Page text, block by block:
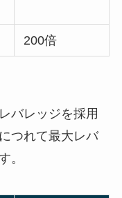
200倍
バレッジを採用
つれて最大レバ
。